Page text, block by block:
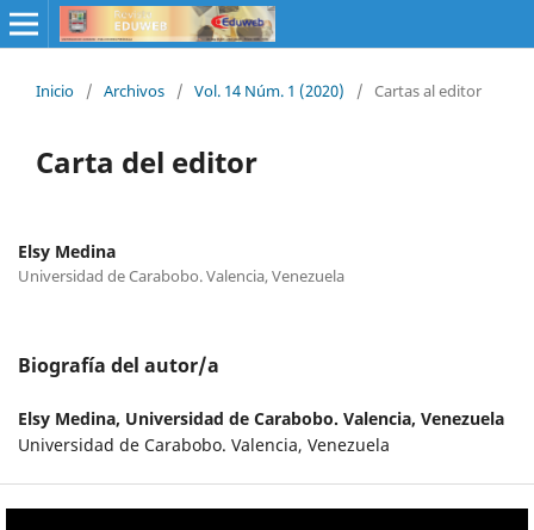
Inicio / Archivos / Vol. 14 Núm. 1 (2020) / Cartas al editor
Carta del editor
Elsy Medina
Universidad de Carabobo. Valencia, Venezuela
Biografía del autor/a
Elsy Medina, Universidad de Carabobo. Valencia, Venezuela
Universidad de Carabobo. Valencia, Venezuela